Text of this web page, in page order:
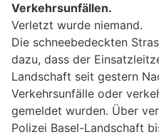
Verkehrsunfällen.
Verletzt wurde niemand.
Die schneebedeckten
dazu, dass der
Landschaft seit gestern
Verkehrsunfälle oder
gemeldet wurden. Über
Polizei Basel-Landschaft